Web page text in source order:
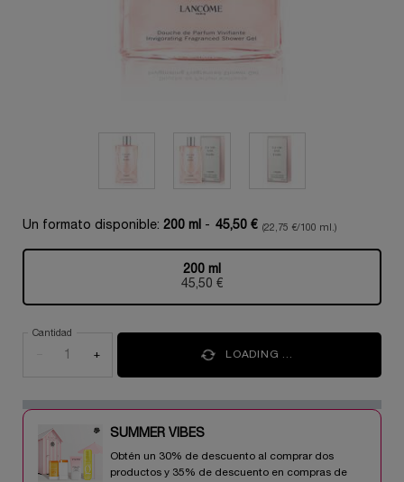
Un formato disponible: 200 ml - 45,50 € (22,75 €/100 ml.)
Selecionado
200 ml
45,50 €
, 1 of 1
Cantidad
+ LOADING ...
SUMMER VIBES​
Obtén un 30% de descuento al comprar dos
productos y 35% de descuento en compras de